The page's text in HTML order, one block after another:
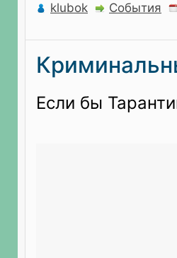
klubok События
Если бы